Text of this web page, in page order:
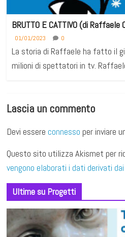
BRUTTO E CATTIVO (di Raffaele
01/01/2023 0
La storia di Raffaele ha fatto il
milioni di spettatori in tv.
Lascia un commento
Devi essereconnesso per inviare
Questo sito utilizza Akismet per
vengono elaborati i dati derivati
Ultime su Progetti